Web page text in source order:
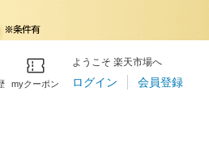
myクーポン
ようこそ 楽天市場へ
ログイン 会員登録